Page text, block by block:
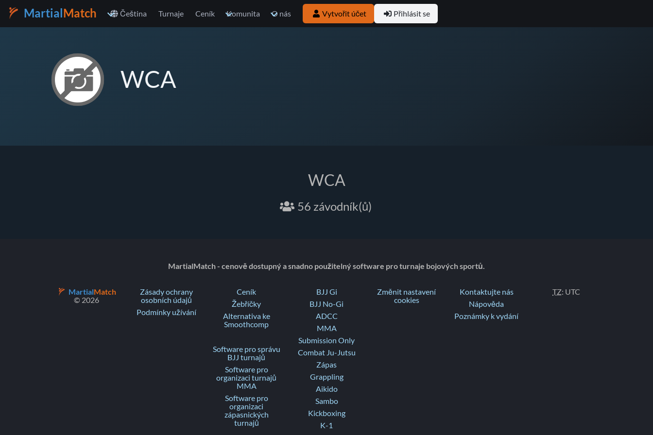
Martial Match Čeština Turnaje Ceník Komunita O nás Vytvořit účet Přihlásit se
WCA
WCA
56 závodník(ů)
MartialMatch - cenově dostupný a snadno použitelný software pro turnaje bojových sportů.
MartialMatch
© 2026
Zásady ochrany
osobních údajů
Podmínky užívání
Ceník
Žebříčky
Alternativa ke
Smoothcomp
Software pro správu
BJJ turnajů
Software pro
organizaci turnajů
MMA
Software pro
organizaci
zápasnických
turnajů
BJJ Gi
BJJ No-Gi
ADCC
MMA
Submission Only
Combat Ju-Jutsu
Zápas
Grappling
Aikido
Sambo
Kickboxing
K-1
Změnit nastavení
cookies
Kontaktujte nás
Nápověda
Poznámky k vydání
TZ: UTC